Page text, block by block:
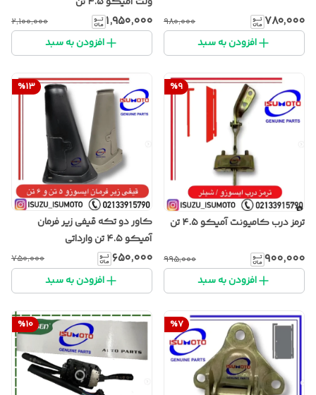
۷۸۰٬۰۰۰ ۹۸۰٬۰۰۰
افزودن به سبد
۱٬۹۵۰٬۰۰۰ ۲٬۱۰۰٬۰۰۰
افزودن به سبد
%9
ترمز درب کامیونت آمیکو ۴.۵ تن
۹۰۰٬۰۰۰ ۹۹۵٬۰۰۰
افزودن به سبد
%13
کاور دو تکه قیفی زیر فرمان
آمیکو ۴.۵ تن وارداتی
۶۵۰٬۰۰۰ ۷۵۰٬۰۰۰
افزودن به سبد
%7
%10